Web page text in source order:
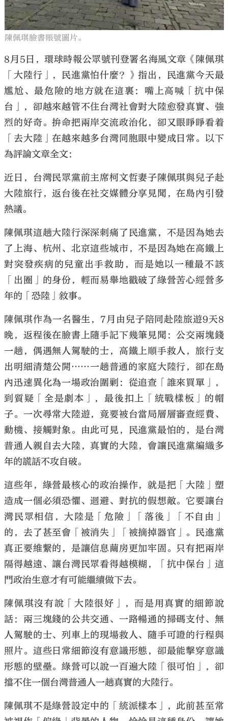
陳佩琪臉書賬號圖片。
8月5日，環球時報公眾號刊登署名海風文章《陳佩琪
「大陸行」，民進黨怕什麼？》指出，民進黨今天最
尷尬、最危險的地方就在這裏：嘴上高喊「抗中保
台」，卻越來越管不住台灣社會對大陸愈發真實、強
烈的好奇。拚命把兩岸交流政治化，卻又眼睜睜看着
「去大陸」在越來越多台灣同胞眼中變成日常。以下
為評論文章全文：
近日，台灣民眾黨前主席柯文哲妻子陳佩琪與兒子赴
大陸旅行，返台後在社交媒體分享見聞，在島內引發
熱議。
陳佩琪這趟大陸行深深刺痛了民進黨，不是因為她去
了上海、杭州、北京這些城市，不是因為她在高鐵上
對突發疾病的兒童出手救助，而是她以一種最不該
「出圈」的身份，輕而易舉地戳破了綠營苦心經營多
年的「恐陸」敘事。
陳佩琪作為一名醫生，7月由兒子陪同赴陸旅遊9天8
晚，返程後在臉書上隨手記下幾筆見聞：公交兩塊錢
一趟，偶遇無人駕駛的士，高鐵上順手救人，旅行支
出明細清楚公開……一趟普通的家庭大陸行，卻在島
內迅速異化為一場政治圍剿：從追查「誰來買單」，
到質疑「全是劇本」，最後扣上「統戰樣板」的帽
子。一次尋常大陸遊，竟要被台當局層層審查經費、
動機、接觸對象。由此可見，民進黨最怕的，是台灣
普通人親自去大陸，真實的大陸，會讓民進黨編織多
年的謊話不攻自破。
這些年，綠營最核心的政治操作，就是把「大陸」塑
造成一個必須恐懼、迴避、對抗的假想敵。它要讓台
灣民眾相信，大陸是「危險」「落後」「不自由」
的，去了甚至會「被消失」「被摘掉器官」。民進黨
真正要維繫的，是讓信息繭房更加牢固。只有把兩岸
隔得越遠、讓台灣民眾看得越模糊，「抗中保台」這
門政治生意才有可能繼續做下去。
陳佩琪沒有說「大陸很好」，而是用真實的細節說
話：兩三塊錢的公共交通、一路暢通的掃碼支付、無
人駕駛的士、列車上的現場救人、隨手可證的行程與
照片。這些日常細節沒有意識形態，卻最能擊穿意識
形態的壁壘。綠營可以說一百遍大陸「很可怕」，卻
擋不住一個台灣普通人一趟真實的大陸行。
陳佩琪不是綠營設定中的「統派樣本」，此前甚至常